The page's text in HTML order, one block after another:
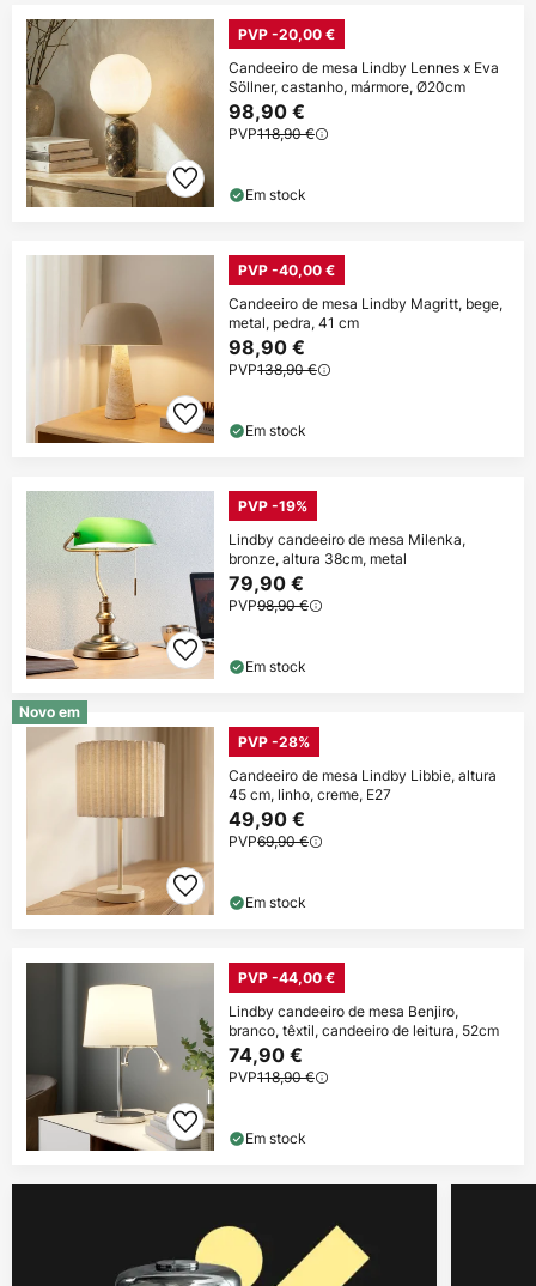
PVP -20,00 €
Candeeiro de mesa Lindby Lennes x Eva
Söllner, castanho, mármore, Ø20cm
98,90 €
PVP118,90 €
Em stock
PVP -40,00 €
Candeeiro de mesa Lindby Magritt, bege,
metal, pedra, 41 cm
98,90 €
PVP138,90 €
Em stock
PVP -19%
Lindby candeeiro de mesa Milenka,
bronze, altura 38cm, metal
79,90 €
PVP98,90 €
Em stock
Novo em
PVP -28%
Candeeiro de mesa Lindby Libbie, altura
45 cm, linho, creme, E27
49,90 €
PVP69,90 €
Em stock
PVP -44,00 €
Lindby candeeiro de mesa Benjiro,
branco, têxtil, candeeiro de leitura, 52cm
74,90 €
PVP118,90 €
Em stock